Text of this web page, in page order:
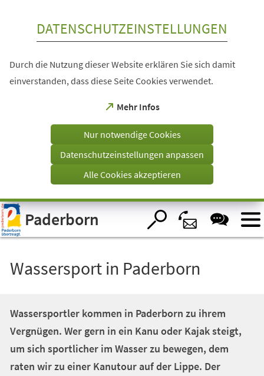
Visuelle
Assistenzsoftware
öffnen.
DATENSCHUTZEINSTELLUNGEN
Durch die Nutzung dieser Website erklären Sie sich damit
einverstanden, dass diese Seite Cookies verwendet.
Mehr Infos
(Öffnet
einem
Tab)
Nur notwendige Cookies
Datenschutzeinstellungen anpassen
Alle Cookies akzeptieren
Paderborn
Wassersport in Paderborn
Wassersportler kommen in Paderborn zu ihrem
Vergnügen. Wer gern in ein Kanu oder Kajak steigt,
um sich sportlicher im Wasser zu bewegen, dem
raten wir zu einer Kanutour auf der Lippe. Der